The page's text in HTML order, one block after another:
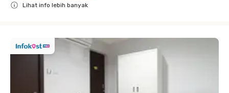
Lihat info lebih banyak